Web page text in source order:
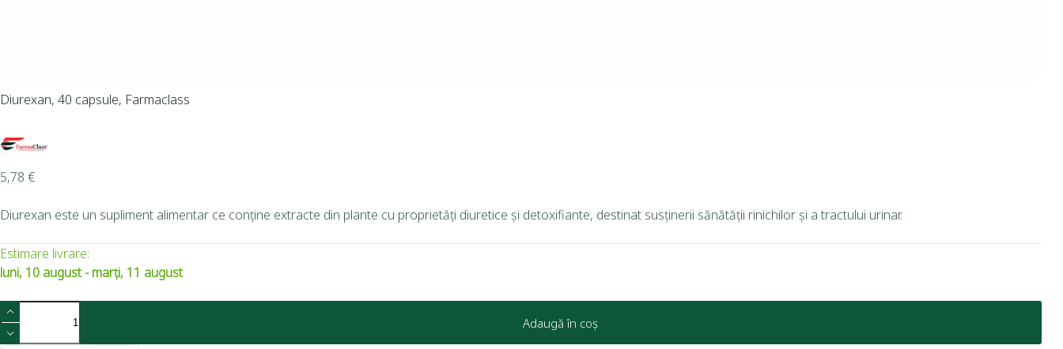
Diurexan, 40 capsule, Farmaclass
5,78 €
Diurexan este un supliment alimentar ce conține extracte din plante cu proprietăți diuretice și detoxifiante, destinat susținerii sănătății rinichilor și a tractului urinar.
Estimare livrare:
luni, 10 august - marți, 11 august
Adaugă în coș